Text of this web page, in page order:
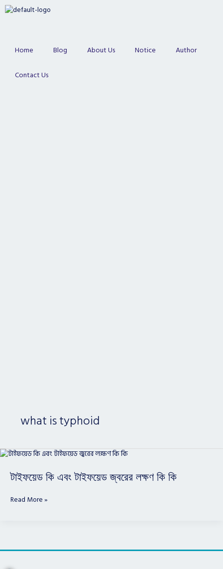
Skip
to
Home Blog About Us Notice Author
Contact Us
what is typhoid
টাইফয়েড কি এবং টাইফয়েড জ্বরের লক্ষণ কি কি
টাইফয়েড
এবং
টাইফয়েড
জ্বরের
Read More »